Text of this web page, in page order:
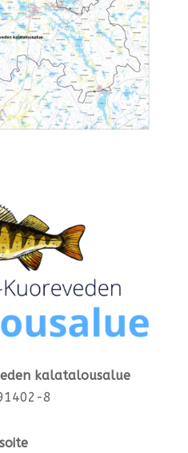
kalatalousalue
8